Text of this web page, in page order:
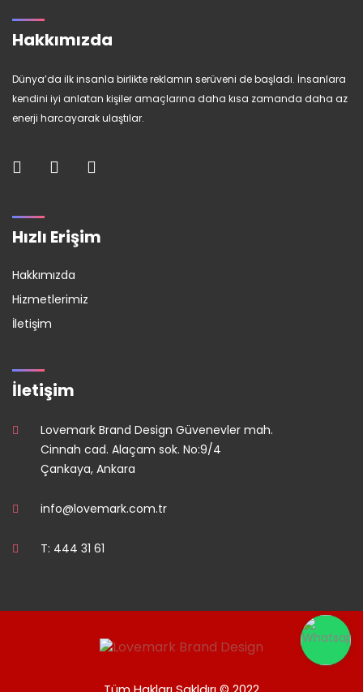
Hakkımızda
Dünya’da ilk insanla birlikte reklamın serüveni de başladı. İnsanlara
kendini iyi anlatan kişiler amaçlarına daha kısa zamanda daha az
enerji harcayarak ulaştılar.
Hızlı Erişim
Hakkımızda
Hizmetlerimiz
İletişim
İletişim
Lovemark Brand Design Güvenevler mah.
Cinnah cad. Alaçam sok. No:9/4
Çankaya, Ankara
info@lovemark.com.tr
T: 444 31 61